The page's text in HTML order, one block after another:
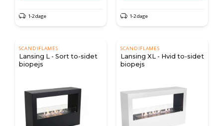
1-2 dage 1-2 dage
SCANDIFLAMES
Lansing L - Sort to-sidet
biopejs
SCANDIFLAMES
Lansing XL - Hvid to-sidet
biopejs